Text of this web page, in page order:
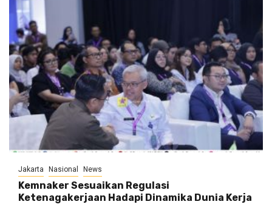
Jakarta Nasional News
Kemnaker Sesuaikan Regulasi
Ketenagakerjaan Hadapi Dinamika Dunia Kerja